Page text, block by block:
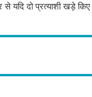
यदि दो प्रत्याशी खड़े